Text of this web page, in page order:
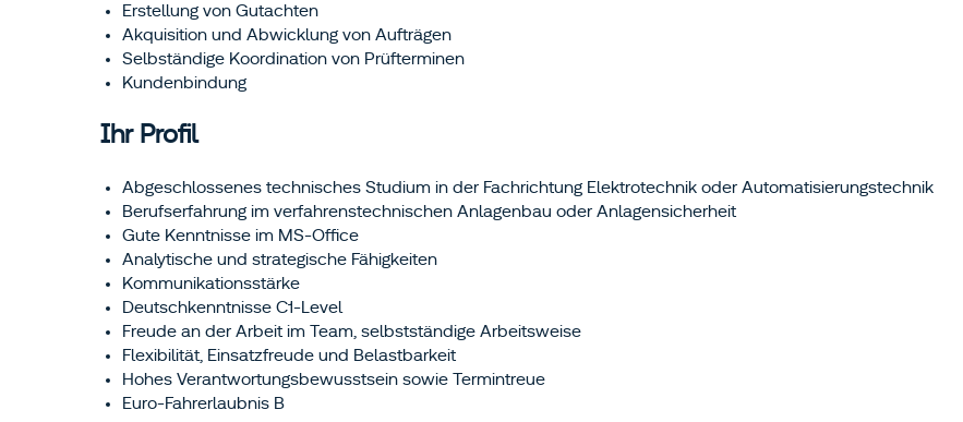
Erstellung von Gutachten
Akquisition und Abwicklung von Aufträgen
Selbständige Koordination von Prüfterminen
Kundenbindung
Ihr Profil
Abgeschlossenes technisches Studium in der Fachrichtung Elektrotechnik oder Automatisierungstechnik
Berufserfahrung im verfahrenstechnischen Anlagenbau oder Anlagensicherheit
Gute Kenntnisse im MS-Office
Analytische und strategische Fähigkeiten
Kommunikationsstärke
Deutschkenntnisse C1-Level
Freude an der Arbeit im Team, selbstständige Arbeitsweise
Flexibilität, Einsatzfreude und Belastbarkeit
Hohes Verantwortungsbewusstsein sowie Termintreue
Euro-Fahrerlaubnis B